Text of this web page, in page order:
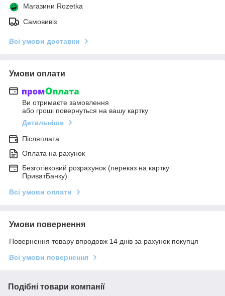
Магазини Rozetka
Самовивіз
Всі умови доставки
Умови оплати
Ви отримаєте замовлення
або гроші повернуться на вашу картку
Детальніше
Післяплата
Оплата на рахунок
Безготівковий розрахунок (переказ на картку
ПриватБанку)
Всі умови оплати
Умови повернення
Повернення товару впродовж 14 днів за рахунок покупця
Всі умови повернення
Подібні товари компанії